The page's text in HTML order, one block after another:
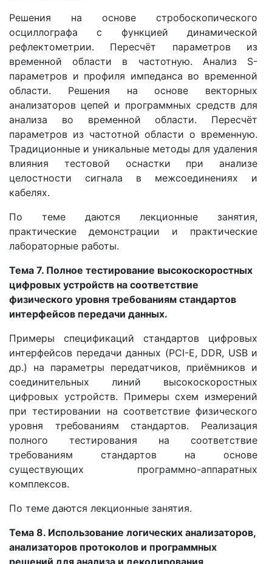
Решения на основе стробоскопического
осциллографа с функцией динамической
рефлектометрии. Пересчёт параметров из
временной области в частотную. Анализ S-
параметров и профиля импеданса во временной
области. Решения на основе векторных
анализаторов цепей и программных средств для
анализа во временной области. Пересчёт
параметров из частотной области о временную.
Традиционные и уникальные методы для удаления
влияния тестовой оснастки при анализе
целостности сигнала в межсоединениях и
кабелях.
По теме даются лекционные занятия,
практические демонстрации и практические
лабораторные работы.
Тема 7. Полное тестирование высокоскоростных
цифровых устройств на соответствие
физического уровня требованиям стандартов
интерфейсов передачи данных.
Примеры спецификаций стандартов цифровых
интерфейсов передачи данных (PCI-E, DDR, USB и
др.) на параметры передатчиков, приёмников и
соединительных линий высокоскоростных
цифровых устройств. Примеры схем измерений
при тестировании на соответствие физического
уровня требованиям стандартов. Реализация
полного тестирования на соответствие
требованиям стандартов на основе
существующих программно-аппаратных
комплексов.
По теме даются лекционные занятия.
Тема 8. Использование логических анализаторов,
анализаторов протоколов и программных
решений для анализа и декодирования